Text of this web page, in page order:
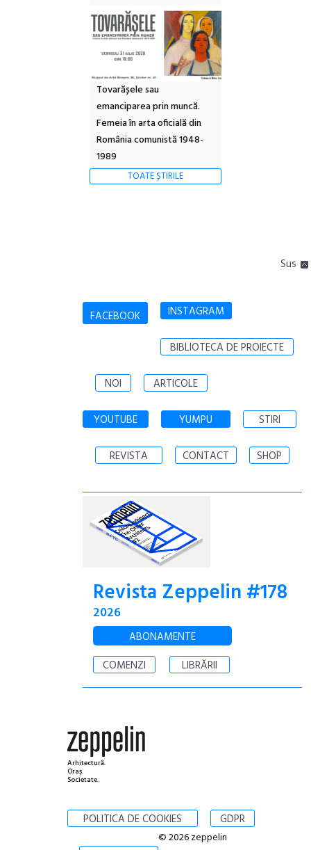
Tovarășele sau
emanciparea prin muncă.
Femeia în arta oficială din
România comunistă 1948-
1989
TOATE ȘTIRILE
Sus
FACEBOOK INSTAGRAM
BIBLIOTECA DE PROIECTE
NOI ARTICOLE
YOUTUBE YUMPU STIRI
REVISTA CONTACT SHOP
Revista Zeppelin #178
2026
ABONAMENTE
COMENZI
LIBRĂRII
Arhitectură.
Oraș.
Societate.
POLITICA DE COOKIES GDPR
© 2026 zeppelin